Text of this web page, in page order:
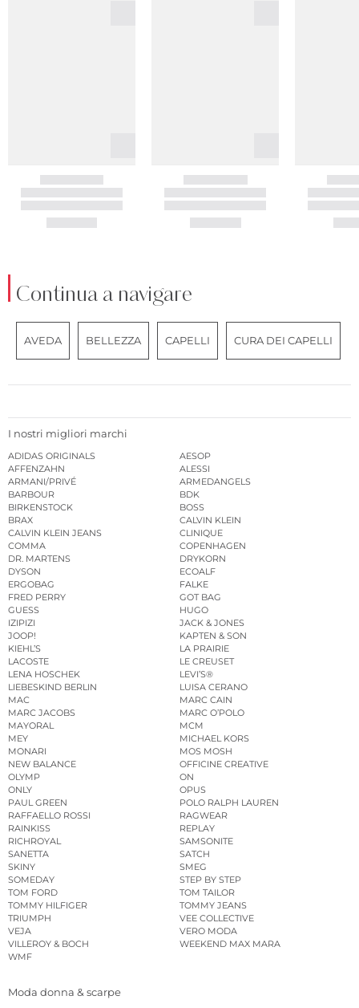
Continua a navigare
AVEDA BELLEZZA CAPELLI CURA DEI CAPELLI
I nostri migliori marchi
ADIDAS ORIGINALS
AESOP
AFFENZAHN
ALESSI
ARMANI/PRIVÉ
ARMEDANGELS
BARBOUR
BDK
BIRKENSTOCK
BOSS
BRAX
CALVIN KLEIN
CALVIN KLEIN JEANS
CLINIQUE
COMMA
COPENHAGEN
DR. MARTENS
DRYKORN
DYSON
ECOALF
ERGOBAG
FALKE
FRED PERRY
GOT BAG
GUESS
HUGO
IZIPIZI
JACK & JONES
JOOP!
KAPTEN & SON
KIEHL’S
LA PRAIRIE
LACOSTE
LE CREUSET
LENA HOSCHEK
LEVI’S®
LIEBESKIND BERLIN
LUISA CERANO
MAC
MARC CAIN
MARC JACOBS
MARC O’POLO
MAYORAL
MCM
MEY
MICHAEL KORS
MONARI
MOS MOSH
NEW BALANCE
OFFICINE CREATIVE
OLYMP
ON
ONLY
OPUS
PAUL GREEN
POLO RALPH LAUREN
RAFFAELLO ROSSI
RAGWEAR
RAINKISS
REPLAY
RICHROYAL
SAMSONITE
SANETTA
SATCH
SKINY
SMEG
SOMEDAY
STEP BY STEP
TOM FORD
TOM TAILOR
TOMMY HILFIGER
TOMMY JEANS
TRIUMPH
VEE COLLECTIVE
VEJA
VERO MODA
VILLEROY & BOCH
WEEKEND MAX MARA
WMF
Moda donna & scarpe